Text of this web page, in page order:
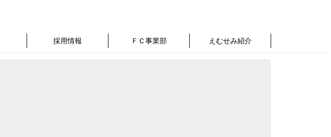
採用情報 ＦＣ事業部 えむせみ紹介